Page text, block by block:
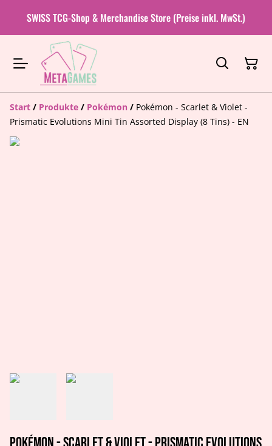
SWISS TCG-Shop & Merchandise Store (Preise inkl. MwSt.)
Start / Produkte / Pokémon / Pokémon - Scarlet & Violet -
Prismatic Evolutions Mini Tin Assorted Display (8 Tins) - EN